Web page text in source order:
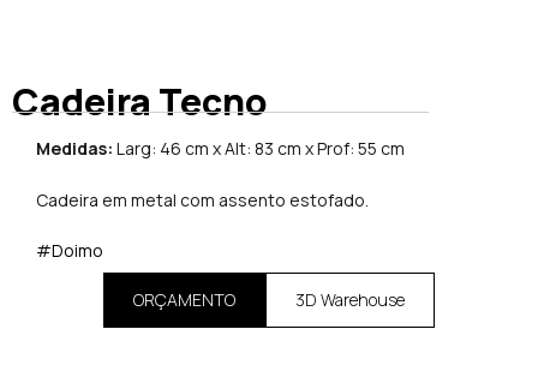
Cadeira Tecno
Medidas: Larg: 46 cm x Alt: 83 cm x Prof: 55 cm
Cadeira em metal com assento estofado.
#Doimo
ORÇAMENTO 3D Warehouse